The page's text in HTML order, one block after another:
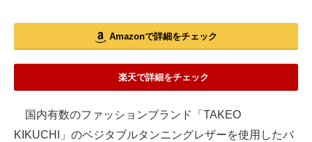
Amazonで詳細をチェック
楽天で詳細をチェック
国内有数のファッションブランド「TAKEO
KIKUCHI」のベジタブルタンニングレザーを使用したバ